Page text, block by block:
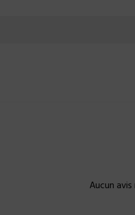
Aucun